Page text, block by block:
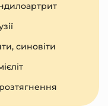
синовіти